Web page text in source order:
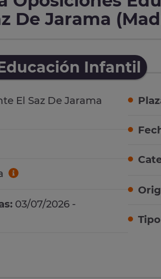
De Jarama
Infantil
El Saz De Jarama
03/07/2026 -